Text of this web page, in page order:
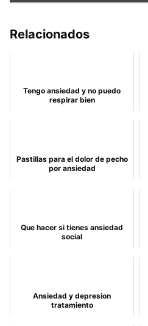
Relacionados
Tengo ansiedad y no puedo
respirar bien
Pastillas para el dolor de pecho
por ansiedad
Que hacer si tienes ansiedad
social
Ansiedad y depresion
tratamiento